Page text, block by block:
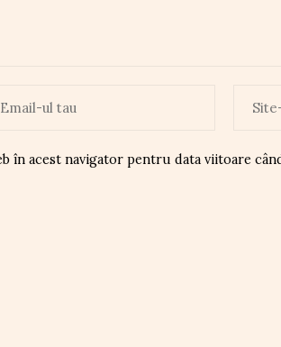
în acest navigator pentru data viitoare